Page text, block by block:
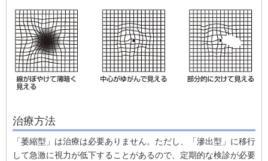
治療方法
「萎縮型」は治療は必要ありません。ただし、「滲出型」に移行
して急激に視力が低下することがあるので、定期的な検診が必要